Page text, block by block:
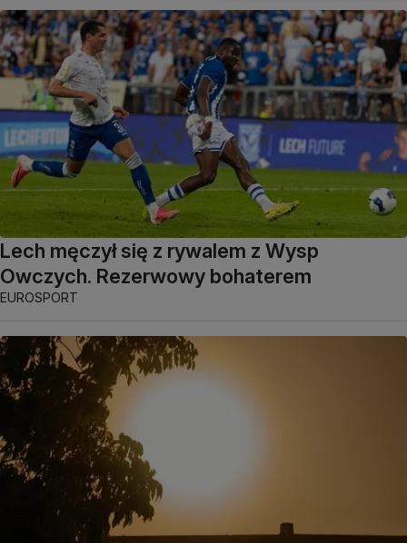
Lech męczył się z rywalem z Wysp
Owczych. Rezerwowy bohaterem
EUROSPORT